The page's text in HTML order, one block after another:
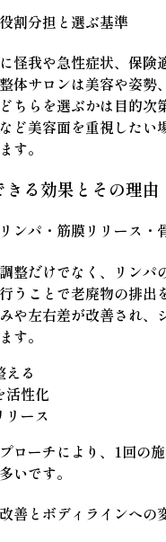
割分担と選ぶ基準
怪我や急性症状、保険
体サロンは美容や姿勢
ちらを選ぶかは目的次
ど美容面を重視したい
す。
る効果とその理由
ンパ・筋膜リリース・
整だけでなく、リンパ
うことで老廃物の排出
や左右差が改善され、
す。
える
活性化
リース
ローチにより、1回の
いです。
善とボディラインへの